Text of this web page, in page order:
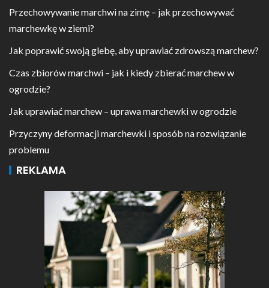
Przechowywanie marchwi na zimę – jak przechowywać
marchewkę w ziemi?
Jak poprawić swoją glebę, aby uprawiać zdrowszą marchew?
Czas zbiorów marchwi – jak i kiedy zbierać marchew w
ogrodzie?
Jak uprawiać marchew – uprawa marchewki w ogrodzie
Przyczyny deformacji marchewki i sposób na rozwiązanie
problemu
REKLAMA